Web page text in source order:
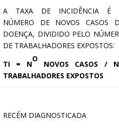
A TAXA DE INCIDÊNCIA É
NÚMERO DE NOVOS CASOS
DOENÇA, DIVIDIDO PELO
DE TRABALHADORES EXPOSTOS:
TI = N
O
NOVOS CASOS / N
TRABALHADORES EXPOSTOS
RECÉM DIAGNOSTICADA